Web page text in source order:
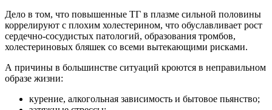
Дело в том, что повышенные ТГ в плазме сильной половины
коррелируют с плохим холестерином, что обуславливает рост
сердечно-сосудистых патологий, образования тромбов,
холестериновых бляшек со всеми вытекающими рисками.
А причины в большинстве ситуаций кроются в неправильном
образе жизни:
курение, алкогольная зависимость и бытовое пьянство;